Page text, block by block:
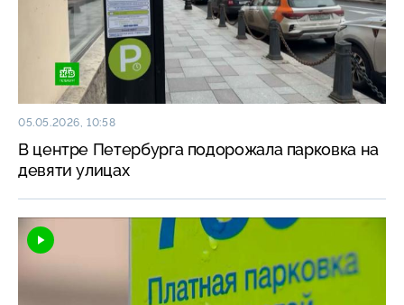
05.05.2026, 10:58
В центре Петербурга подорожала парковка на
девяти улицах